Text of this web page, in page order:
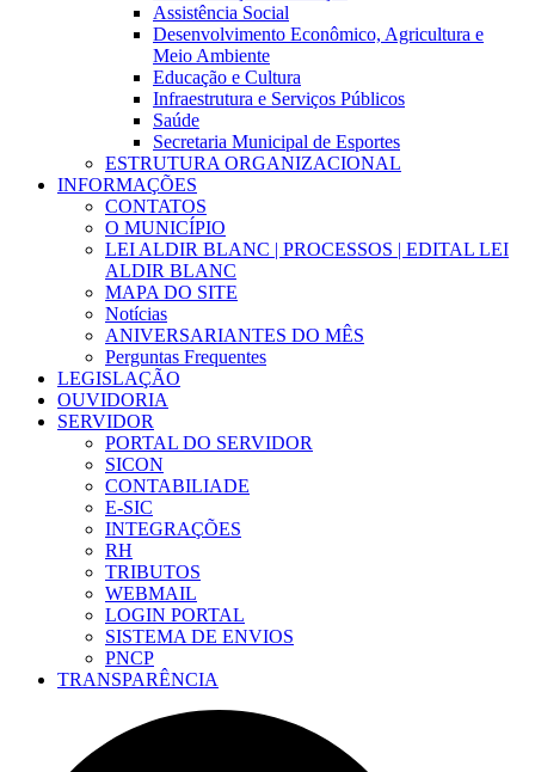
Assistência Social
Desenvolvimento Econômico, Agricultura e
Meio Ambiente
Educação e Cultura
Infraestrutura e Serviços Públicos
Saúde
Secretaria Municipal de Esportes
ESTRUTURA ORGANIZACIONAL
INFORMAÇÕES
CONTATOS
O MUNICÍPIO
LEI ALDIR BLANC | PROCESSOS | EDITAL LEI
ALDIR BLANC
MAPA DO SITE
Notícias
ANIVERSARIANTES DO MÊS
Perguntas Frequentes
LEGISLAÇÃO
OUVIDORIA
SERVIDOR
PORTAL DO SERVIDOR
SICON
CONTABILIADE
E-SIC
INTEGRAÇÕES
RH
TRIBUTOS
WEBMAIL
LOGIN PORTAL
SISTEMA DE ENVIOS
PNCP
TRANSPARÊNCIA